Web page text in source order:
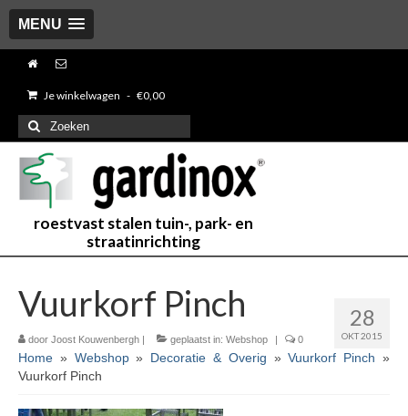
MENU
Je winkelwagen - €0,00
Zoeken
naar:
roestvast stalen tuin-, park- en
straatinrichting
28
OKT 2015
Vuurkorf Pinch
door Joost Kouwenbergh | geplaatst in: Webshop | 0
Home » Webshop» Decoratie & Overig »Vuurkorf Pinch »
Vuurkorf Pinch